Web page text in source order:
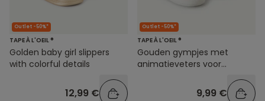
Outlet -50%*
TAPE À L'OEIL ®
Golden baby girl slippers
with colorful details
12,99 €
Outlet -50%*
TAPE À L'OEIL ®
Gouden gympjes met
animatieveters voor
9,99 €